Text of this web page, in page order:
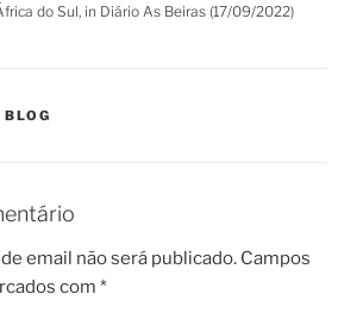
do Sul, in Diário As Beiras (17/09/2022)
email não será publicado. Campos
com *